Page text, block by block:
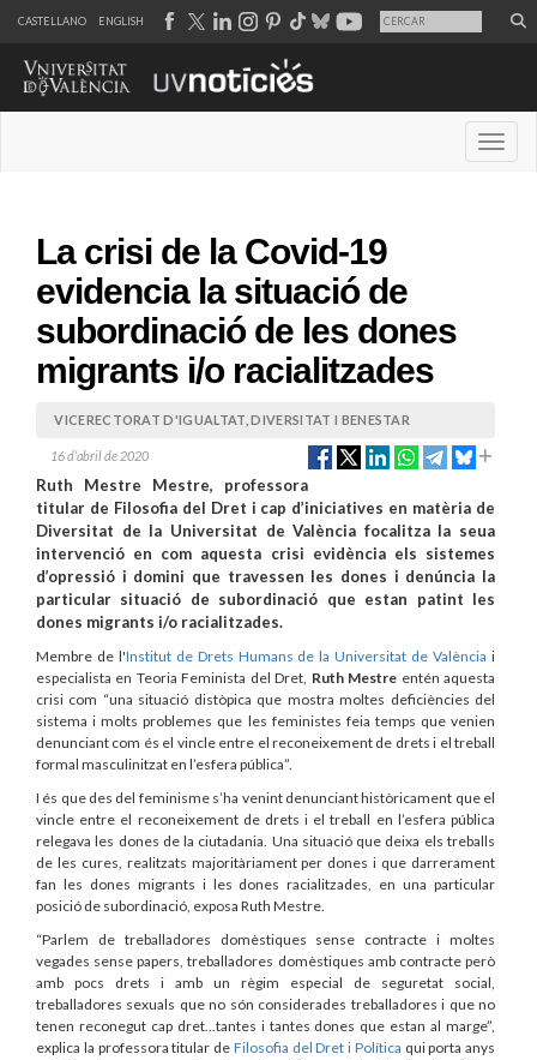
CASTELLANO ENGLISH
La crisi de la Covid-19
evidencia la situació de
subordinació de les dones
migrants i/o racialitzades
VICERECTORAT D'IGUALTAT, DIVERSITAT I BENESTAR
16 d’abril de 2020
Ruth Mestre Mestre, professora
titular de Filosofia del Dret i cap d’iniciatives en matèria de
Diversitat de la Universitat de València focalitza la seua
intervenció en com aquesta crisi evidència els sistemes
d’opressió i domini que travessen les dones i denúncia la
particular situació de subordinació que estan patint les
dones migrants i/o racialitzades.
Membre de l'Institut de Drets Humans de la Universitat de València i
especialista en Teoria Feminista del Dret, Ruth Mestre entén aquesta
crisi com “una situació distòpica que mostra moltes deficiències del
sistema i molts problemes que les feministes feia temps que venien
denunciant com és el vincle entre el reconeixement de drets i el treball
formal masculinitzat en l’esfera pública”.
I és que des del feminisme s’ha venint denunciant històricament que el
vincle entre el reconeixement de drets i el treball en l’esfera pública
relegava les dones de la ciutadania. Una situació que deixa els treballs
de les cures, realitzats majoritàriament per dones i que darrerament
fan les dones migrants i les dones racialitzades, en una particular
posició de subordinació, exposa Ruth Mestre.
“Parlem de treballadores domèstiques sense contracte i moltes
vegades sense papers, treballadores domèstiques amb contracte però
amb pocs drets i amb un règim especial de seguretat social,
treballadores sexuals que no són considerades treballadores i que no
tenen reconegut cap dret...tantes i tantes dones que estan al marge”,
explica la professora titular de Filosofia del Dret i Política qui porta anys